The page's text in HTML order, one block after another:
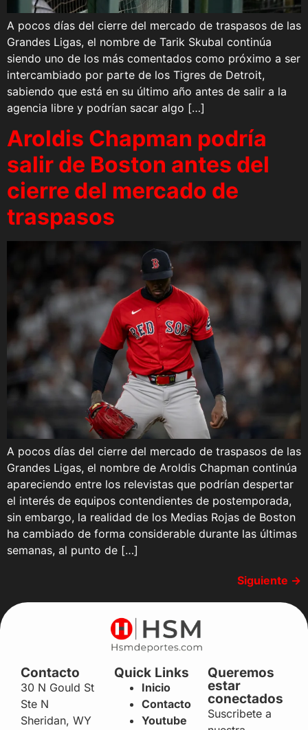
A pocos días del cierre del mercado de traspasos de las
Grandes Ligas, el nombre de Tarik Skubal continúa
siendo uno de los más comentados como próximo a ser
intercambiado por parte de los Tigres de Detroit,
sabiendo que está en su último año antes de salir a la
agencia libre y podrían sacar algo […]
Aroldis Chapman podría
salir de Boston antes del
cierre del mercado de
traspasos
A pocos días del cierre del mercado de traspasos de las
Grandes Ligas, el nombre de Aroldis Chapman continúa
apareciendo entre los relevistas que podrían despertar
el interés de equipos contendientes de postemporada,
sin embargo, la realidad de los Medias Rojas de Boston
ha cambiado de forma considerable durante las últimas
semanas, al punto de […]
Siguiente →
Contacto
30 N Gould St
Ste N
Sheridan, WY
Quick Links
Inicio
Contacto
Youtube
Queremos
estar
conectados
Suscribete a